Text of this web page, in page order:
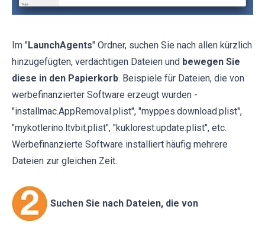
Im "LaunchAgents" Ordner, suchen Sie nach allen kürzlich
hinzugefügten, verdächtigen Dateien und bewegen Sie
diese in den Papierkorb. Beispiele für Dateien, die von
werbefinanzierter Software erzeugt wurden -
"installmac.AppRemoval.plist", "myppes.download.plist",
"mykotlerino.ltvbit.plist", "kuklorest.update.plist", etc.
Werbefinanzierte Software installiert häufig mehrere
Dateien zur gleichen Zeit.
Suchen Sie nach Dateien, die von